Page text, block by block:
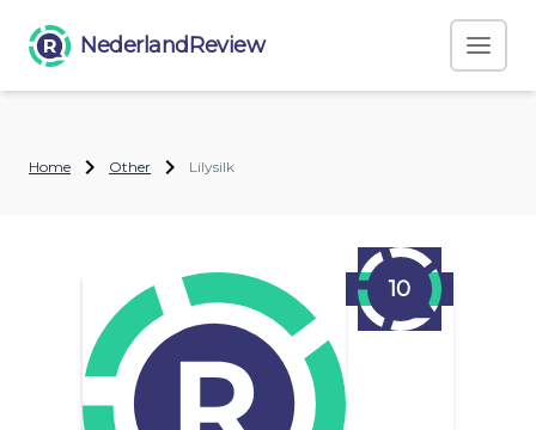
NederlandReview
Home Other Lilysilk
10